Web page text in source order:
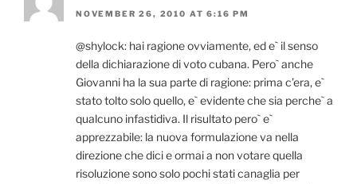
NOVEMBER 26, 2010 AT 6:16 PM
@shylock: hai ragione ovviamente, ed e` il senso
della dichiarazione di voto cubana. Pero` anche
Giovanni ha la sua parte di ragione: prima c’era, e`
stato tolto solo quello, e` evidente che sia perche` a
qualcuno infastidiva. Il risultato pero` e`
apprezzabile: la nuova formulazione va nella
direzione che dici e ormai a non votare quella
risoluzione sono solo pochi stati canaglia per